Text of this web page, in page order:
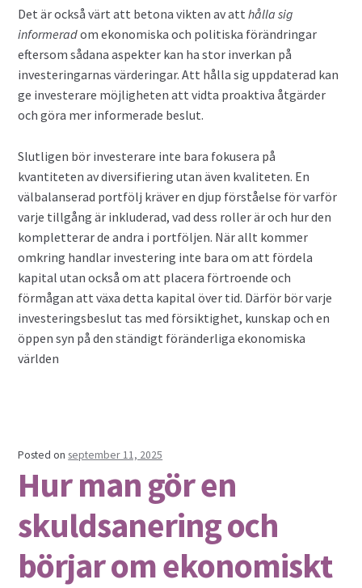
Det är också värt att betona vikten av atthålla sig
informeradom ekonomiska och politiska förändringar
eftersom sådana aspekter kan ha stor inverkan på
investeringarnas värderingar. Att hålla sig uppdaterad kan
ge investerare möjligheten att vidta proaktiva åtgärder
och göra mer informerade beslut.
Slutligen bör investerare inte bara fokusera på
kvantiteten av diversifiering utan även kvaliteten. En
välbalanserad portfölj kräver en djup förståelse för varför
varje tillgång är inkluderad, vad dess roller är och hur den
kompletterar de andra i portföljen. När allt kommer
omkring handlar investering inte bara om att fördela
kapital utan också om att placera förtroende och
förmågan att växa detta kapital över tid. Därför bör varje
investeringsbeslut tas med försiktighet, kunskap och en
öppen syn på den ständigt föränderliga ekonomiska
världen
Posted onseptember 11, 2025
Hur man gör en
skuldsanering och
börjar om ekonomiskt